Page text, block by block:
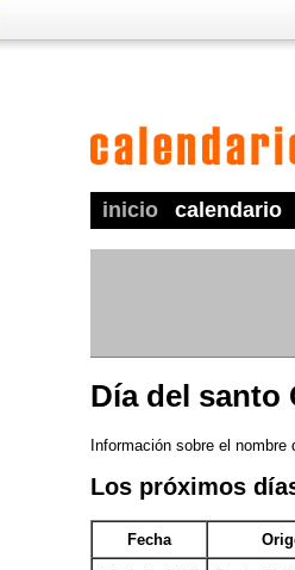
inicio calendario
Día del santo
Información sobre el
Los próximos
Fecha